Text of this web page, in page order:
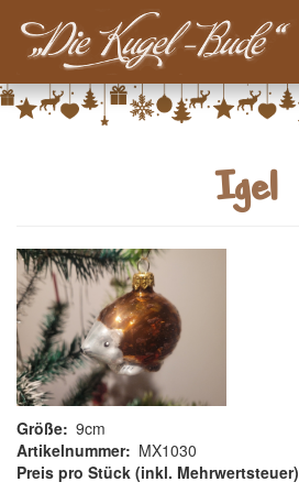
Direkt
zum
Igel
Größe 9cm
Artikelnummer
MX1030
Preis pro Stück (inkl. Mehrwertsteuer)